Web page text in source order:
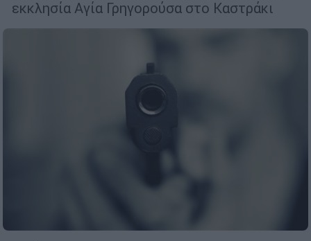
εκκλησία Αγία Γρηγορούσα στο Καστράκι